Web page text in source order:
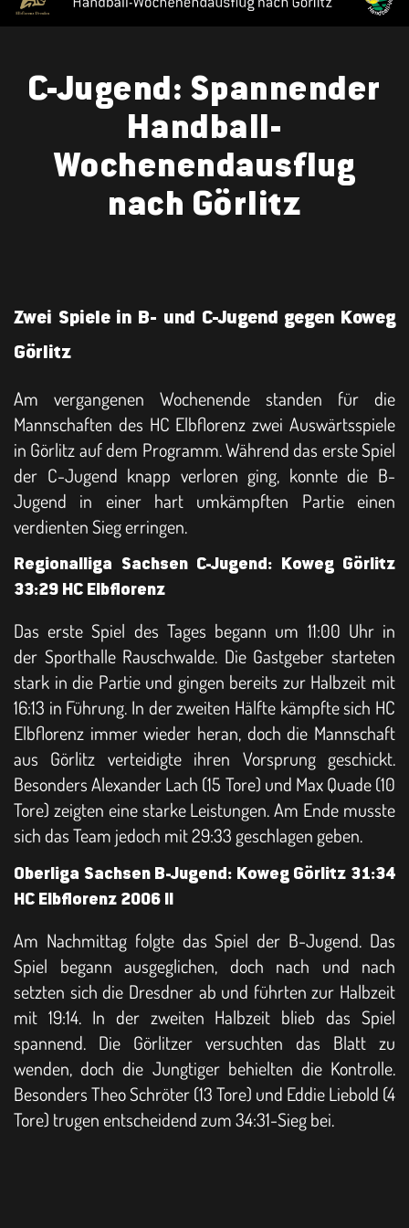
C-Jugend: Spannender
Handball-
Wochenendausflug
nach Görlitz
Zwei Spiele in B- und C-Jugend gegen Koweg
Görlitz
Am vergangenen Wochenende standen für die
Mannschaften des HC Elbflorenz zwei Auswärtsspiele
in Görlitz auf dem Programm. Während das erste Spiel
der C-Jugend knapp verloren ging, konnte die B-
Jugend in einer hart umkämpften Partie einen
verdienten Sieg erringen.
Regionalliga Sachsen C-Jugend: Koweg Görlitz
33:29 HC Elbflorenz
Das erste Spiel des Tages begann um 11:00 Uhr in
der Sporthalle Rauschwalde. Die Gastgeber starteten
stark in die Partie und gingen bereits zur Halbzeit mit
16:13 in Führung. In der zweiten Hälfte kämpfte sich HC
Elbflorenz immer wieder heran, doch die Mannschaft
aus Görlitz verteidigte ihren Vorsprung geschickt.
Besonders Alexander Lach (15 Tore) und Max Quade (10
Tore) zeigten eine starke Leistungen. Am Ende musste
sich das Team jedoch mit 29:33 geschlagen geben.
Oberliga Sachsen B-Jugend: Koweg Görlitz 31:34
HC Elbflorenz 2006 II
Am Nachmittag folgte das Spiel der B-Jugend. Das
Spiel begann ausgeglichen, doch nach und nach
setzten sich die Dresdner ab und führten zur Halbzeit
mit 19:14. In der zweiten Halbzeit blieb das Spiel
spannend. Die Görlitzer versuchten das Blatt zu
wenden, doch die Jungtiger behielten die Kontrolle.
Besonders Theo Schröter (13 Tore) und Eddie Liebold (4
Tore) trugen entscheidend zum 34:31-Sieg bei.